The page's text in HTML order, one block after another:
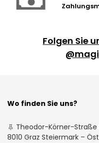
Folgen Sie
Wo finden Sie uns?
Theodor-Körner-Straße
8010 Graz Steiermark –